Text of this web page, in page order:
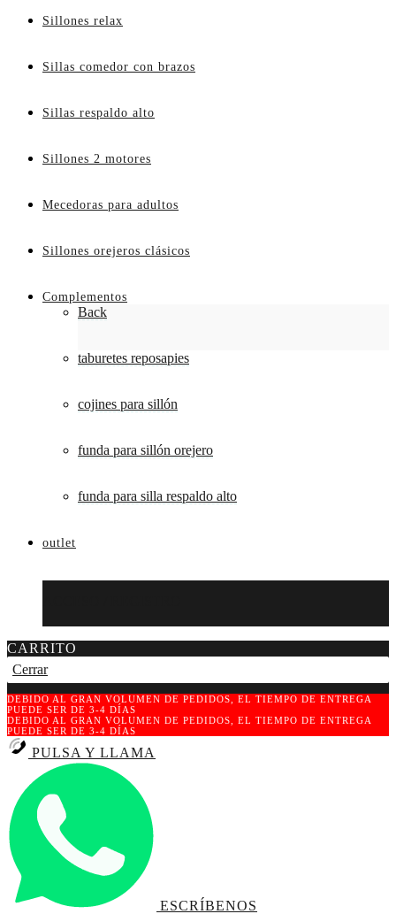
Sillones relax
Sillas comedor con brazos
Sillas respaldo alto
Sillones 2 motores
Mecedoras para adultos
Sillones orejeros clásicos
Complementos
Back
taburetes reposapies
cojines para sillón
funda para sillón orejero
funda para silla respaldo alto
outlet
CARRITO
Cerrar
DEBIDO AL GRAN VOLUMEN DE PEDIDOS, EL TIEMPO DE ENTREGA
PUEDE SER DE 3-4 DÍAS
DEBIDO AL GRAN VOLUMEN DE PEDIDOS, EL TIEMPO DE ENTREGA
PUEDE SER DE 3-4 DÍAS
PULSA Y LLAMA
ESCRÍBENOS